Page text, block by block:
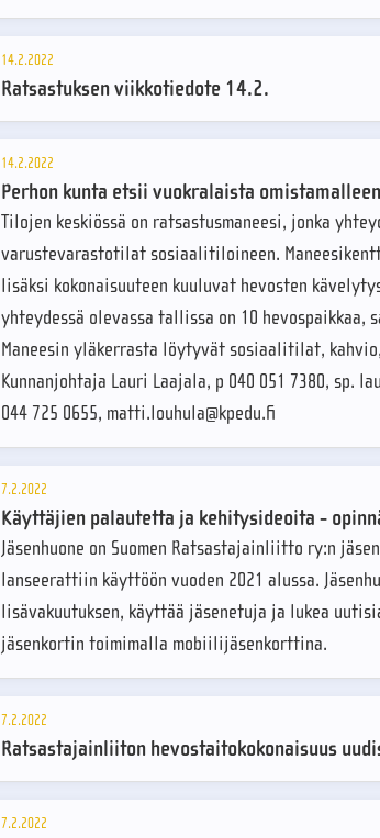
14.2.2022
Ratsastuksen viikkotiedote 14.2.
14.2.2022
Perhon kunta etsii vuokralaista
Tilojen keskiössä on ratsastusmaneesi, jonka
varustevarastotilat sosiaalitiloineen.
lisäksi kokonaisuuteen kuuluvat hevosten
yhteydessä olevassa tallissa on 10
Maneesin yläkerrasta löytyvät sosiaalitilat,
Kunnanjohtaja Lauri Laajala, p 040 051 7380, sp.
044 725 0655, matti.louhula@kpedu.fi
7.2.2022
Käyttäjien palautetta ja kehitysideoita -
Jäsenhuone on Suomen Ratsastajainliitto ry:n
lanseerattiin käyttöön vuoden 2021 alussa.
lisävakuutuksen, käyttää jäsenetuja ja lukea
jäsenkortin toimimalla mobiilijäsenkorttina.
7.2.2022
Ratsastajainliiton hevostaitokokonaisuus
7.2.2022